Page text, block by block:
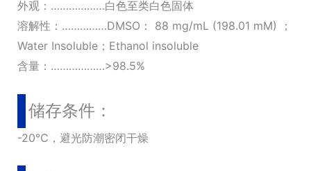
外观：………………白色至类白色固体
溶解性：……………DMSO： 88 mg/mL (198.01 mM) ；
Water Insoluble；Ethanol insoluble
含量：………………>98.5%
储存条件：
-20℃，避光防潮密闭干燥